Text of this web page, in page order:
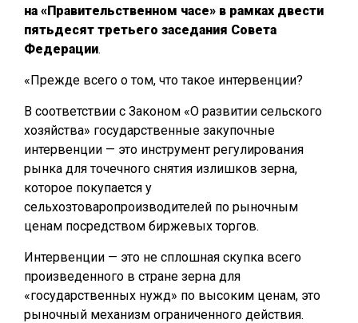
на «Правительственном часе» в рамках двести
пятьдесят третьего заседания Совета
Федерации.
«Прежде всего о том, что такое интервенции?
В соответствии с Законом «О развитии сельского
хозяйства» государственные закупочные
интервенции — это инструмент регулирования
рынка для точечного снятия излишков зерна,
которое покупается у
сельхозтоваропроизводителей по рыночным
ценам посредством биржевых торгов.
Интервенции — это не сплошная скупка всего
произведенного в стране зерна для
«государственных нужд» по высоким ценам, это
рыночный механизм ограниченного действия.